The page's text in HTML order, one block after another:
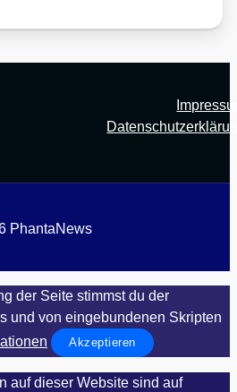
PhantaNews
der Seite stimmst du der
und von eingebundenen Skripten
Akzeptieren
auf dieser Website sind auf